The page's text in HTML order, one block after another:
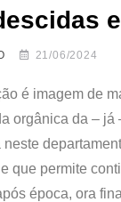
21/06/2024
é imagem de
orgânica da – já
que permite
época, ora